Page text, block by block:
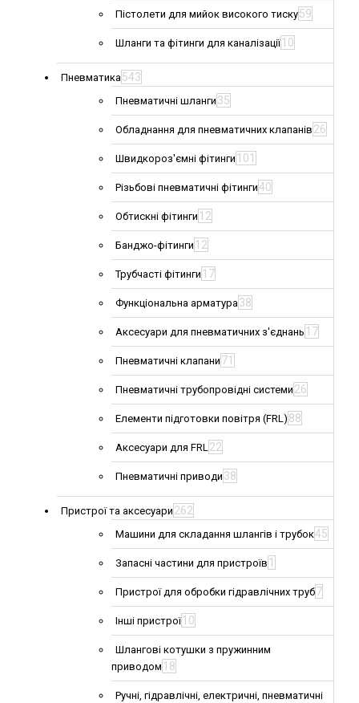
Пістолети для мийок високого тиску59
Шланги та фітинги для каналізації 10
Пневматика543
Пневматичні шланги 35
Обладнання для пневматичних клапанів 26
Швидкороз'ємні фітинги 101
Різьбові пневматичні фітинги40
Обтискні фітинги 12
Банджо-фітинги 12
Трубчасті фітинги 17
Функціональна арматура38
Аксесуари для пневматичних з'єднань 17
Пневматичні клапани 71
Пневматичні трубопровідні системи 26
Елементи підготовки повітря (FRL) 88
Аксесуари для FRL22
Пневматичні приводи 38
Пристрої та аксесуари 262
Машини для складання шлангів і трубок45
Запасні частини для пристроїв 1
Пристрої для обробки гідравлічних труб7
Інші пристрої 10
Шлангові котушки з пружинним
приводом 18
Ручні, гідравлічні, електричні, пневматичні